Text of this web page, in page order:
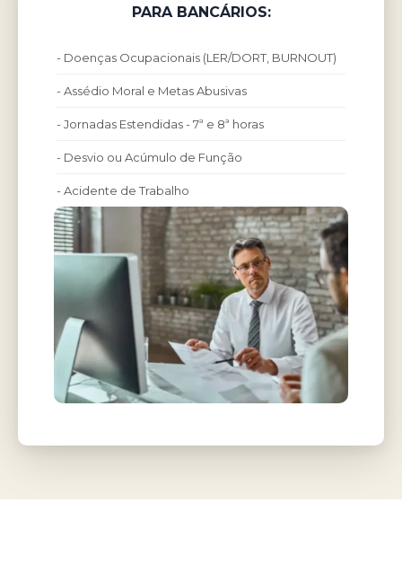
PARA BANCÁRIOS:
- Doenças Ocupacionais (LER/DORT, BURNOUT)
- Assédio Moral e Metas Abusivas
- Jornadas Estendidas - 7ª e 8ª horas
- Desvio ou Acúmulo de Função
- Acidente de Trabalho